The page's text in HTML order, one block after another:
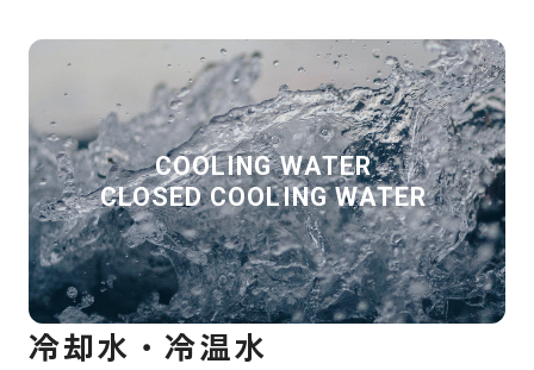
COOLING WATER
CLOSED COOLING WATER
冷却水・冷温水